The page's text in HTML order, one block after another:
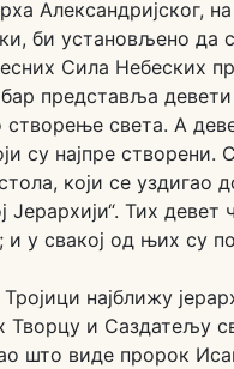
Александријског,
би установљено да
Сила Небеских
представља
света. А
су најпре
који се уздигао
Тих девет
и у свакој од њих су
најближу
и Саздатељу
што виде пророк